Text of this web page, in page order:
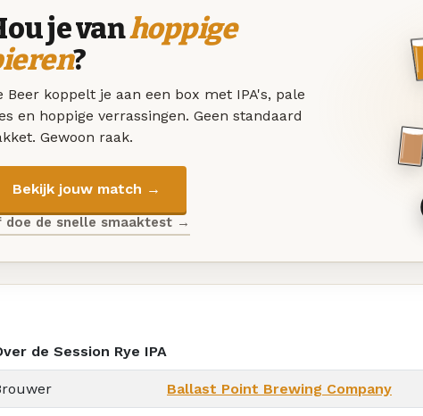
je vanhoppige
?
Beer koppelt je aan een box met IPA's, pale
en hoppige verrassingen. Geen standaard
Gewoon raak.
Bekijk jouw match →
doe de snelle smaaktest →
de Session Rye IPA
Ballast Point Brewing Company